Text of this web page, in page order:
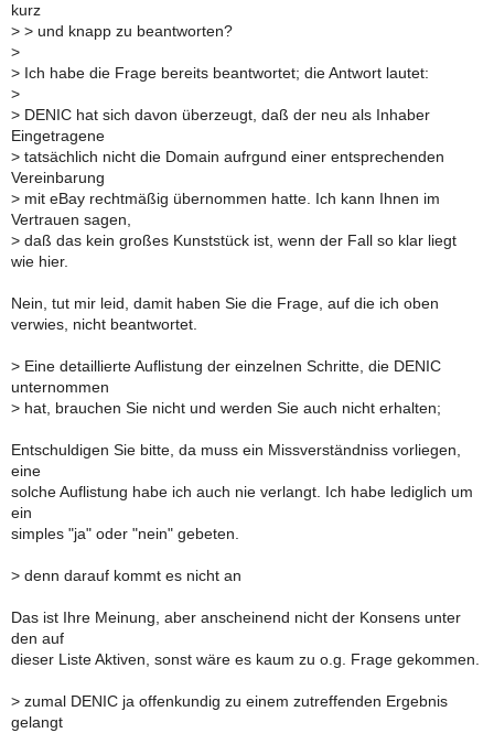
kurz
> > und knapp zu beantworten?
>
> Ich habe die Frage bereits beantwortet; die Antwort lautet:
>
> DENIC hat sich davon überzeugt, daß der neu als Inhaber
Eingetragene
> tatsächlich nicht die Domain aufrgund einer entsprechenden
Vereinbarung
> mit eBay rechtmäßig übernommen hatte. Ich kann Ihnen im
Vertrauen sagen,
> daß das kein großes Kunststück ist, wenn der Fall so klar liegt
wie hier.
Nein, tut mir leid, damit haben Sie die Frage, auf die ich oben
verwies, nicht beantwortet.
> Eine detaillierte Auflistung der einzelnen Schritte, die DENIC
unternommen
> hat, brauchen Sie nicht und werden Sie auch nicht erhalten;
Entschuldigen Sie bitte, da muss ein Missverständniss vorliegen,
eine
solche Auflistung habe ich auch nie verlangt. Ich habe lediglich um
ein
simples "ja" oder "nein" gebeten.
> denn darauf kommt es nicht an
Das ist Ihre Meinung, aber anscheinend nicht der Konsens unter
den auf
dieser Liste Aktiven, sonst wäre es kaum zu o.g. Frage gekommen.
> zumal DENIC ja offenkundig zu einem zutreffenden Ergebnis
gelangt